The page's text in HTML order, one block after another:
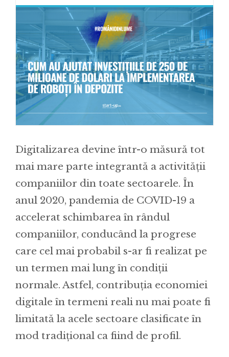
Digitalizarea devine într-o măsură tot
mai mare parte integrantă a activității
companiilor din toate sectoarele. În
anul 2020, pandemia de COVID-19 a
accelerat schimbarea în rândul
companiilor, conducând la progrese
care cel mai probabil s-ar fi realizat pe
un termen mai lung în condiții
normale. Astfel, contribuția economiei
digitale în termeni reali nu mai poate fi
limitată la acele sectoare clasificate în
mod tradițional ca fiind de profil.